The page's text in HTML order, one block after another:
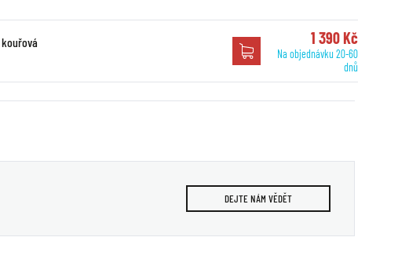
1 390 Kč
Na objednávku 20-60
dnů
DEJTE NÁM VĚDĚT